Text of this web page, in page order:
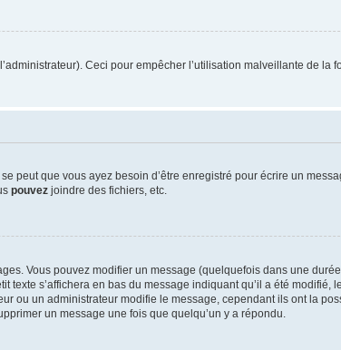
Ceci pour empêcher l’utilisation malveillante de la
peut que vous ayez besoin d’être enregistré pour écrire un
pouvez joindre des fichiers, etc.
Vous pouvez modifier un message (quelquefois dans une
s’affichera en bas du message indiquant qu’il a été modifié,
ou un administrateur modifie le message, cependant ils ont la
un message une fois que quelqu’un y a répondu.